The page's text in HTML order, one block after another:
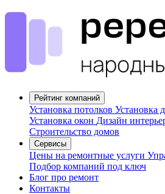
Рейтинг компаний
Установка потолков Установка
Установка окон Дизайн
Строительство домов
Сервисы
Цены на ремонтные услуги
Подбор компаний под ключ
Блог про ремонт
Контакты